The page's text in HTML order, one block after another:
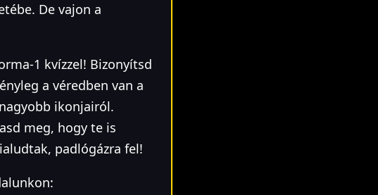
De vajon a
1 kvízzel! Bizonyítsd
a véredben van a
ikonjairól.
meg, hogy te is
padlógázra fel!